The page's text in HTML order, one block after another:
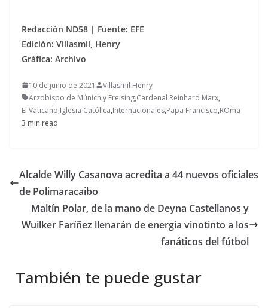
Redacción ND58 | Fuente: EFE
Edición: Villasmil, Henry
Gráfica: Archivo
10 de junio de 2021
Villasmil Henry
Arzobispo de Múnich y Freising,Cardenal Reinhard Marx,
El Vaticano,Iglesia Católica,Internacionales,Papa Francisco,ROma
3 min read
Alcalde Willy Casanova acredita a 44 nuevos oficiales
de Polimaracaibo
Maltín Polar, de la mano de Deyna Castellanos y
Wuilker Faríñez llenarán de energía vinotinto a los
fanáticos del fútbol
También te puede gustar